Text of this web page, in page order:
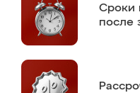
Сроки
после